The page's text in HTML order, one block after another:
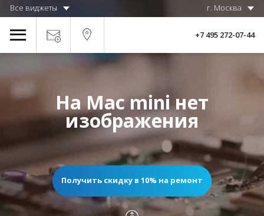
Все виджеты г. Москва
+7 495 272-07-44
На Mac mini нет
изображения
Получить скидку в 10% на ремонт